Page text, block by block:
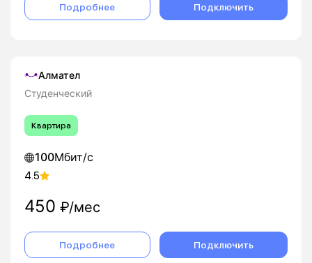
Подробнее Подключить
Алмател
Студенческий
Квартира
100Мбит/с
4.5
450 ₽/мес
Подробнее Подключить